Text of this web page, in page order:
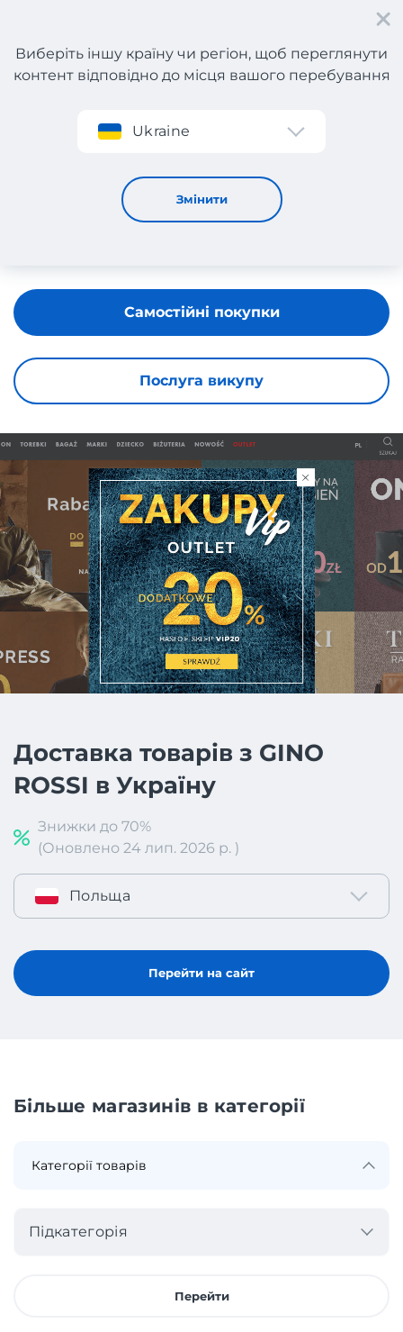
Реєстрація
Виберіть іншу країну чи регіон, щоб переглянути
контент відповідно до місця вашого перебування
Ukraine
Змінити
GINO ROSSI
Послуга викупу
Самостійні покупки
Доставка товарів з GINO
ROSSI в Україну
Знижки до 70%
(Оновлено 24 лип. 2026 р. )
Польща
Перейти на сайт
Більше магазинів в категорії
Підкатегорія
Перейти